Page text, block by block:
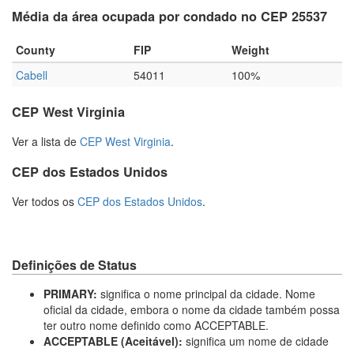
Média da área ocupada por condado no CEP 25537
County FIP
Weight
Cabell
54011 100%
CEP West Virginia
Ver a lista de CEP West Virginia.
CEP dos Estados Unidos
Ver todos os CEP dos Estados Unidos.
Definições de Status
PRIMARY: significa o nome principal da cidade. Nome
oficial da cidade, embora o nome da cidade também possa
ter outro nome definido como ACCEPTABLE.
ACCEPTABLE (Aceitável): significa um nome de cidade